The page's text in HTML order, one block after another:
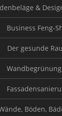
&
Business Feng-
Der gesunde
Böden,